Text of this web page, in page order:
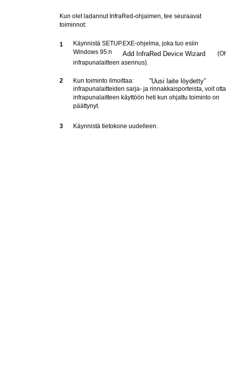
Kun olet ladannut InfraRed-ohjaimen, tee seuraavat
toiminnot:
1
Käynnistä SETUP.EXE-ohjelma, joka tuo esiin
Windows 95:n
Add InfraRed Device Wizard
infrapunalaitteen asennus).
2 Kun toiminto ilmoittaa: ”Uusi laite löydetty”
infrapunalaitteiden sarja- ja rinnakkaisporteista, voit
infrapunalaitteen käyttöön heti kun ohjattu toiminto on
päättynyt.
3 Käynnistä tietokone uudelleen.